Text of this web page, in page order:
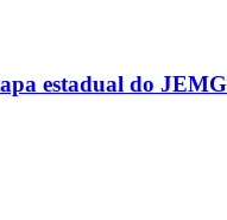
estadual do